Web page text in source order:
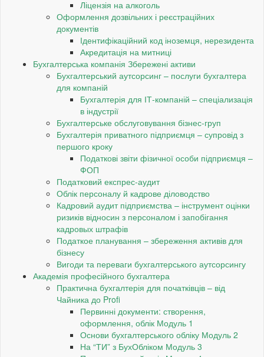
Ліцензія на алкоголь
Оформлення дозвільних і реєстраційних
документів
Ідентифікаційний код іноземця, нерезидента
Акредитація на митниці
Бухгалтерська компанія Збережені активи
Бухгалтерський аутсорсинг – послуги бухгалтера
для компаній
Бухгалтерія для ІТ-компаній – спеціализація
в індустрії
Бухгалтерське обслуговування бізнес-груп
Бухгалтерія приватного підприємця – супровід з
першого кроку
Податкові звіти фізичної особи підприємця –
ФОП
Податковий експрес-аудит
Облік персоналу й кадрове діловодство
Кадровий аудит підприємства – інструмент оцінки
ризиків відносин з персоналом і запобігання
кадровых штрафів
Податкое планування – збереження активів для
бізнесу
Вигоди та переваги бухгалтерського аутсорсингу
Академія професійного бухгалтера
Практична бухгалтерія для початківців – від
Чайника до Profi
Первинні документи: створення,
оформлення, облік Модуль 1
Основи бухгалтерського обліку Модуль 2
На “ТИ” з БухОбліком Модуль 3